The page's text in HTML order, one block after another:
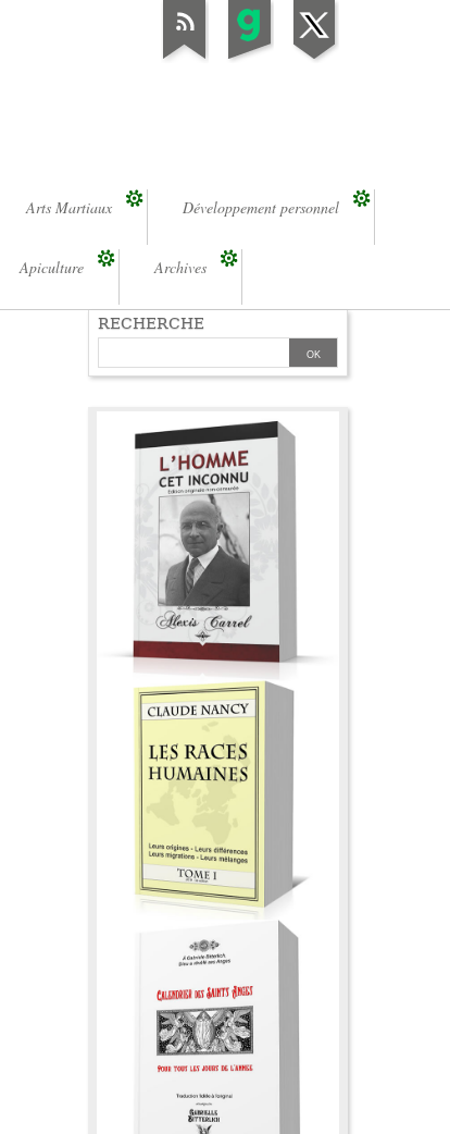
Arts Martiaux Développement personnel
Apiculture Archives
RECHERCHE